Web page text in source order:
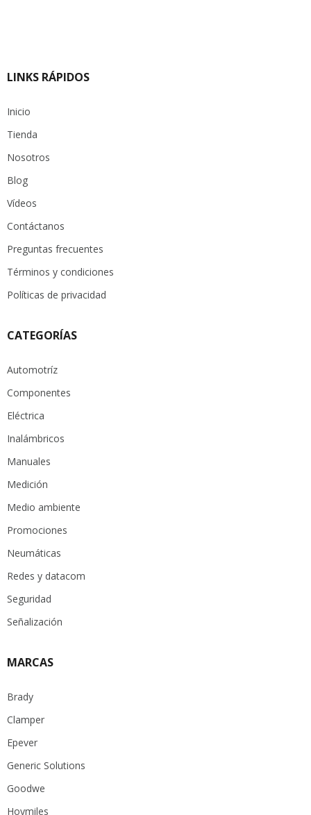
LINKS RÁPIDOS
Inicio
Tienda
Nosotros
Blog
Vídeos
Contáctanos
Preguntas frecuentes
Términos y condiciones
Políticas de privacidad
CATEGORÍAS
Automotríz
Componentes
Eléctrica
Inalámbricos
Manuales
Medición
Medio ambiente
Promociones
Neumáticas
Redes y datacom
Seguridad
Señalización
MARCAS
Brady
Clamper
Epever
Generic Solutions
Goodwe
Hoymiles